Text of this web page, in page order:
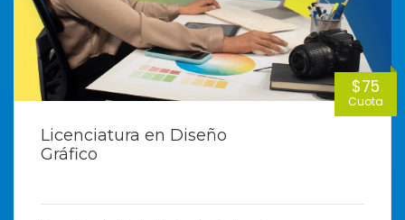
Licenciatura en Diseño
Gráfico
$75
Cuota